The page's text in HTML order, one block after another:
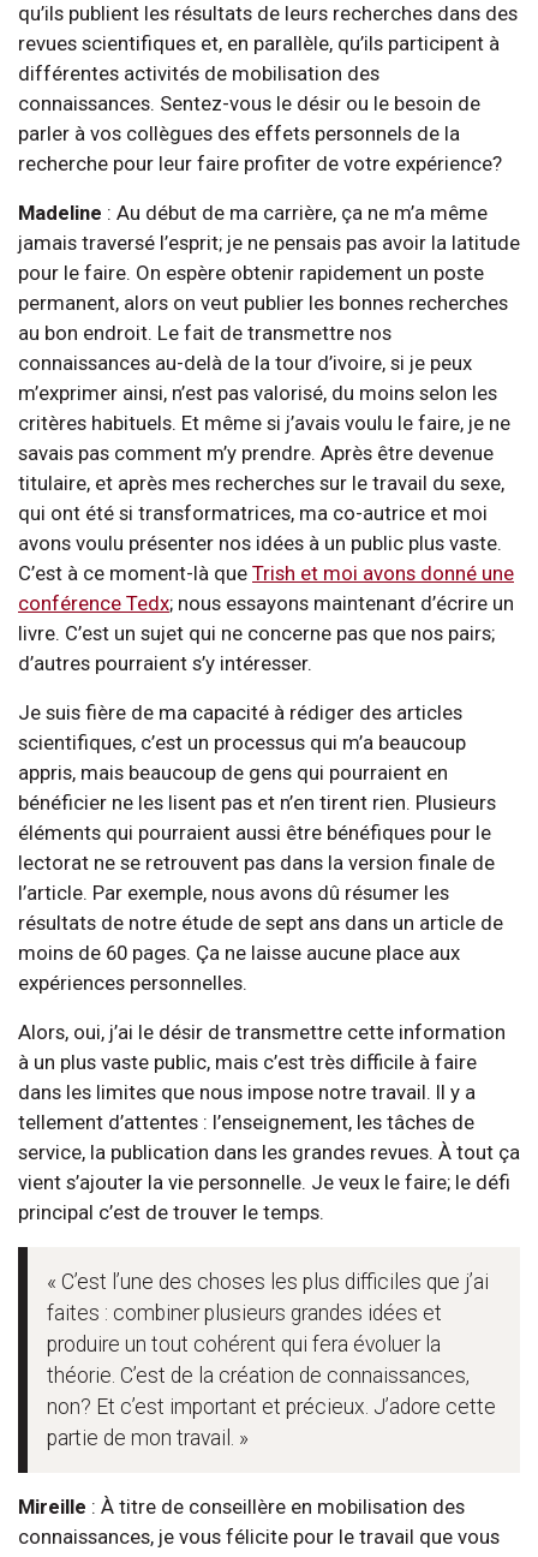
qu’ils publient les résultats de leurs recherches dans des
revues scientifiques et, en parallèle, qu’ils participent à
différentes activités de mobilisation des
connaissances. Sentez-vous le désir ou le besoin de
parler à vos collègues des effets personnels de la
recherche pour leur faire profiter de votre expérience?
Madeline : Au début de ma carrière, ça ne m’a même
jamais traversé l’esprit; je ne pensais pas avoir la latitude
pour le faire. On espère obtenir rapidement un poste
permanent, alors on veut publier les bonnes recherches
au bon endroit. Le fait de transmettre nos
connaissances au-delà de la tour d’ivoire, si je peux
m’exprimer ainsi, n’est pas valorisé, du moins selon les
critères habituels. Et même si j’avais voulu le faire, je ne
savais pas comment m’y prendre. Après être devenue
titulaire, et après mes recherches sur le travail du sexe,
qui ont été si transformatrices, ma co-autrice et moi
avons voulu présenter nos idées à un public plus vaste.
C’est à ce moment-là que Trish et moi avons donné une
conférence Tedx; nous essayons maintenant d’écrire un
livre. C’est un sujet qui ne concerne pas que nos pairs;
d’autres pourraient s’y intéresser.
Je suis fière de ma capacité à rédiger des articles
scientifiques, c’est un processus qui m’a beaucoup
appris, mais beaucoup de gens qui pourraient en
bénéficier ne les lisent pas et n’en tirent rien. Plusieurs
éléments qui pourraient aussi être bénéfiques pour le
lectorat ne se retrouvent pas dans la version finale de
l’article. Par exemple, nous avons dû résumer les
résultats de notre étude de sept ans dans un article de
moins de 60 pages. Ça ne laisse aucune place aux
expériences personnelles.
Alors, oui, j’ai le désir de transmettre cette information
à un plus vaste public, mais c’est très difficile à faire
dans les limites que nous impose notre travail. Il y a
tellement d’attentes : l’enseignement, les tâches de
service, la publication dans les grandes revues. À tout ça
vient s’ajouter la vie personnelle. Je veux le faire; le défi
principal c’est de trouver le temps.
« C’est l’une des choses les plus difficiles que j’ai
faites : combiner plusieurs grandes idées et
produire un tout cohérent qui fera évoluer la
théorie. C’est de la création de connaissances,
non? Et c’est important et précieux. J’adore cette
partie de mon travail. »
Mireille : À titre de conseillère en mobilisation des
connaissances, je vous félicite pour le travail que vous